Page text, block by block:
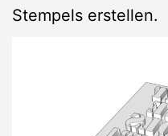
Stempels erstellen.